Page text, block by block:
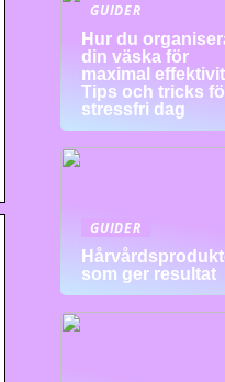
GUIDER
Hur du
din väska för
maximal
Tips och tricks
stressfri dag
GUIDER
som ger resultat